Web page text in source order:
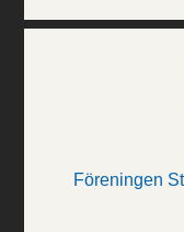
Föreningen